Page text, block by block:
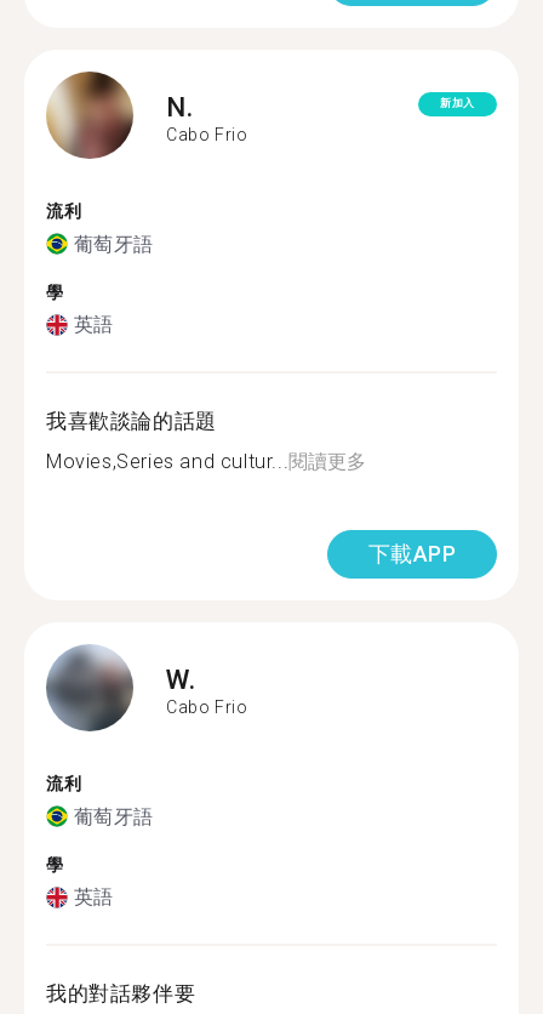
N.
Cabo Frio
新加入
流利
葡萄牙語
學
英語
我喜歡談論的話題
Movies,Series and cultur...閱讀更多
下載APP
W.
Cabo Frio
流利
葡萄牙語
學
英語
我的對話夥伴要